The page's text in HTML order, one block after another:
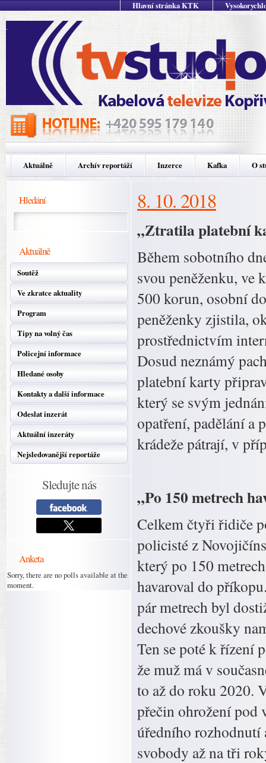
Hlavní stránka KTK
Aktuálně Archív reportáží Inzerce Kafka O
Hledání
Aktuálně
Soutěž
Ve zkratce aktuality
Program
Tipy na volný čas
Policejní informace
Hledané osoby
Kontakty a další informace
Odeslat inzerát
Aktuální inzeráty
Nejsledovanější reportáže
Sledujte nás
Anketa
Sorry, there are no polls available at the
moment.
8. 10. 2018
„Ztratila platební
Během sobotního
svou peněženku, ve
500 korun, osobní
peněženky zjistila,
prostřednictvím
Dosud neznámý
platební karty
který se svým
opatření, padělání a
krádeže pátrají, v
„Po 150 metrech
Celkem čtyři řidiče
policisté z
který po 150
havaroval do
pár metrech byl
dechové zkoušky
Ten se poté k řízení
že muž má v
to až do roku 2020.
přečin ohrožení pod
úředního rozhodnutí
svobody až na tři